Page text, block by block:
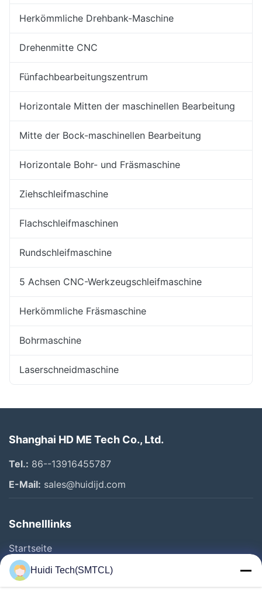
Herkömmliche Drehbank-Maschine
Drehenmitte CNC
Fünfachbearbeitungszentrum
Horizontale Mitten der maschinellen Bearbeitung
Mitte der Bock-maschinellen Bearbeitung
Horizontale Bohr- und Fräsmaschine
Ziehschleifmaschine
Flachschleifmaschinen
Rundschleifmaschine
5 Achsen CNC-Werkzeugschleifmaschine
Herkömmliche Fräsmaschine
Bohrmaschine
Laserschneidmaschine
Shanghai HD ME Tech Co., Ltd.
Tel.: 86--13916455787
E-Mail: sales@huidijd.com
Schnelllinks
Startseite
Produkte
Videos
Huidi Tech(SMTCL)